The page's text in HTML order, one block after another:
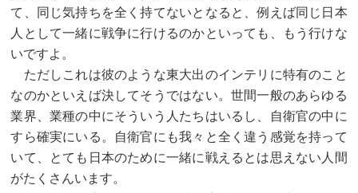
て、同じ気持ちを全く持てないとなると、例えば同じ日本
人として一緒に戦争に行けるのかといっても、もう行けな
いですよ。
ただしこれは彼のような東大出のインテリに特有のこと
なのかといえば決してそうではない。世間一般のあらゆる
業界、業種の中にそういう人たちはいるし、自衛官の中に
すら確実にいる。自衛官にも我々と全く違う感覚を持って
いて、とても日本のために一緒に戦えるとは思えない人間
がたくさんいます。